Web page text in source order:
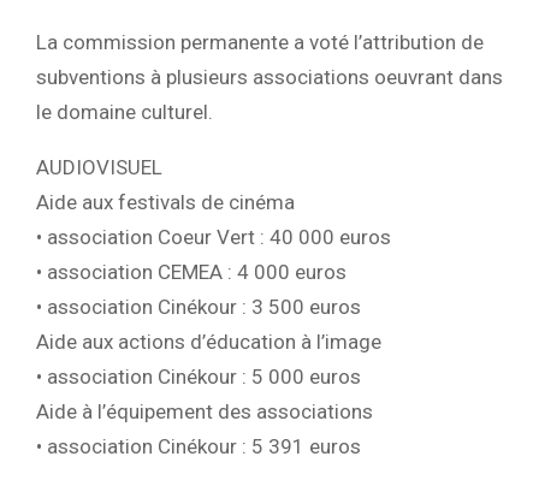
La commission permanente a voté l’attribution de
subventions à plusieurs associations oeuvrant dans
le domaine culturel.
AUDIOVISUEL
Aide aux festivals de cinéma
• association Coeur Vert : 40 000 euros
• association CEMEA : 4 000 euros
• association Cinékour : 3 500 euros
Aide aux actions d’éducation à l’image
• association Cinékour : 5 000 euros
Aide à l’équipement des associations
• association Cinékour : 5 391 euros